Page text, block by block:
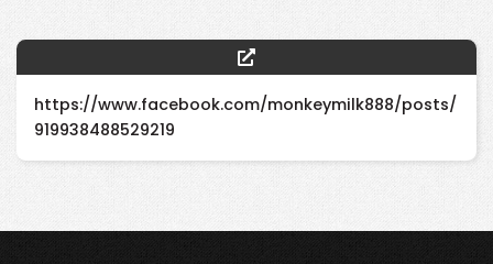
https://www.facebook.com/monkeymilk888/posts/
919938488529219